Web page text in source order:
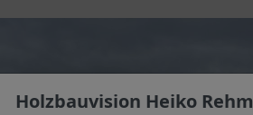
Holzbauvision Heiko Rehm